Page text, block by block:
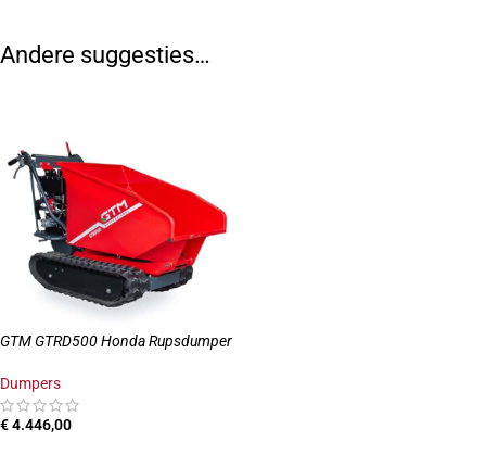
Andere suggesties…
GTM GTRD500 Honda Rupsdumper
Dumpers
€4.446,00